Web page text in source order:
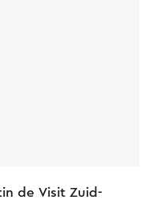
de Visit Zuid-